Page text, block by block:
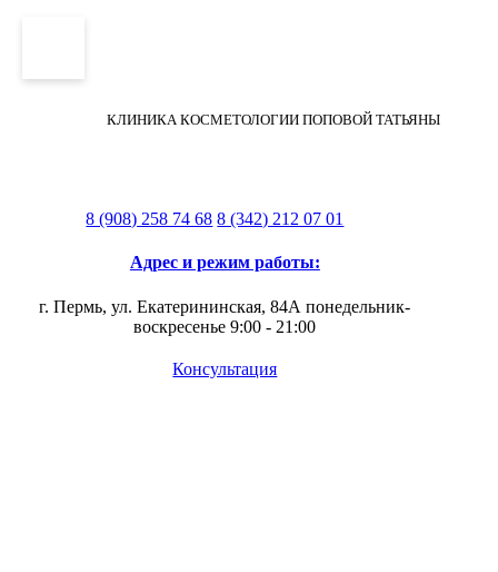
КЛИНИКА КОСМЕТОЛОГИИ ПОПОВОЙ ТАТЬЯНЫ
8 (908) 258 74 68 8 (342) 212 07 01
Адрес и режим работы:
г. Пермь, ул. Екатерининская, 84Апонедельник-
воскресенье 9:00 - 21:00
Консультация